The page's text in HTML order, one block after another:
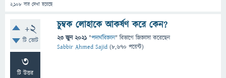
2,108 বার দেখা হয়েছে
+2
টি ভোট
3
টি উত্তর
চুম্বক লোহাকে আকর্ষণ করে কেন?
23 জুন 2021 "পদার্থবিজ্ঞান" বিভাগে জিজ্ঞাসাকরেছেন
Sabbir Ahmed Sajid (8,670 পয়েন্ট)